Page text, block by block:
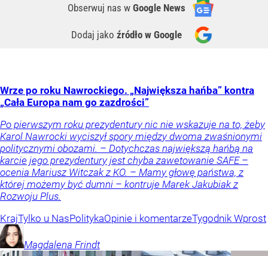
Obserwuj nas w Google News
Dodaj jako źródło w Google
Wrze po roku Nawrockiego. „Największa hańba” kontra
„Cała Europa nam go zazdrości”
Po pierwszym roku prezydentury nic nie wskazuje na to, żeby
Karol Nawrocki wyciszył spory między dwoma zwaśnionymi
politycznymi obozami. – Dotychczas największą hańbą na
karcie jego prezydentury jest chyba zawetowanie SAFE –
ocenia Mariusz Witczak z KO. – Mamy głowę państwa, z
której możemy być dumni – kontruje Marek Jakubiak z
Rozwoju Plus.
KrajTylko u NasPolitykaOpinie i komentarzeTygodnik Wprost
Magdalena Frindt